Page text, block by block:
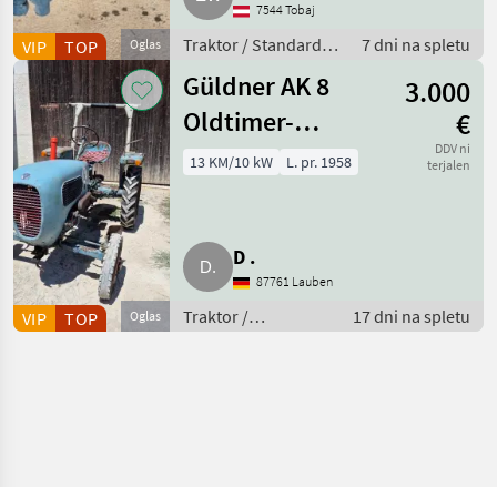
Oglas
VIP TOP
7544 Tobaj
Traktor / Standardni
7 dni na spletu
Oglas
VIP TOP
Güldner AK 8
Oldtimer-
Traktor
3.000
€
DDV ni
terjalen
13 KM/10 kW L. pr. 1958
D .
87761 Lauben
Traktor /
Starodobni traktor
17 dni na spletu